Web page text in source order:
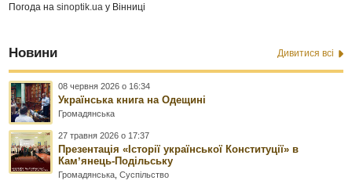
Погода наsinoptik.ua у Вінниці
Новини Дивитися всі
08 червня 2026 о 16:34
Українська книга на Одещині
Громадянська
27 травня 2026 о 17:37
Презентація «Історії української Конституції» в
Камʼянець-Подільську
Громадянська ,Суспільство